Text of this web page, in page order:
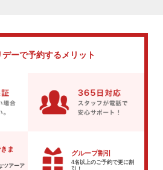
デーで予約するメリット
ま
ツアーア
グループ割引
4名以上のご予約で更に割
引！